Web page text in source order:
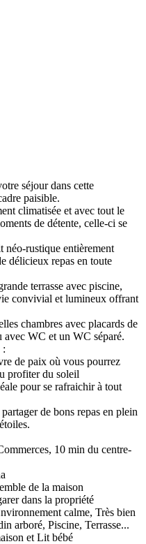
séjour dans cette
paisible.
climatisée et avec tout le
de détente, celle-ci se
néo-rustique entièrement
délicieux repas en toute
terrasse avec piscine,
convivial et lumineux offrant
chambres avec placards de
avec WC et un WC séparé.
:
de paix où vous pourrez
profiter du soleil
pour se rafraichir à tout
de bons repas en plein
10 min du centre-
de la maison
dans la propriété
calme, Très bien
arboré, Piscine, Terrasse...
et Lit bébé